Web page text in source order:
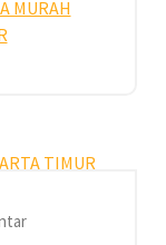
MURAH